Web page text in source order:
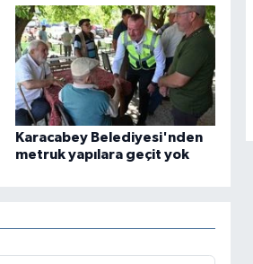
Karacabey Belediyesi'nden
metruk yapılara geçit yok